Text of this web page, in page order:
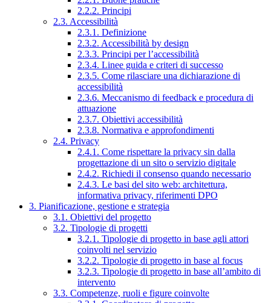
2.2.2. Principi
2.3. Accessibilità
2.3.1. Definizione
2.3.2. Accessibilità by design
2.3.3. Principi per l’accessibilità
2.3.4. Linee guida e criteri di successo
2.3.5. Come rilasciare una dichiarazione di
accessibilità
2.3.6. Meccanismo di feedback e procedura di
attuazione
2.3.7. Obiettivi accessibilità
2.3.8. Normativa e approfondimenti
2.4. Privacy
2.4.1. Come rispettare la privacy sin dalla
progettazione di un sito o servizio digitale
2.4.2. Richiedi il consenso quando necessario
2.4.3. Le basi del sito web: architettura,
informativa privacy, riferimenti DPO
3. Pianificazione, gestione e strategia
3.1. Obiettivi del progetto
3.2. Tipologie di progetti
3.2.1. Tipologie di progetto in base agli attori
coinvolti nel servizio
3.2.2. Tipologie di progetto in base al focus
3.2.3. Tipologie di progetto in base all’ambito di
intervento
3.3. Competenze, ruoli e figure coinvolte